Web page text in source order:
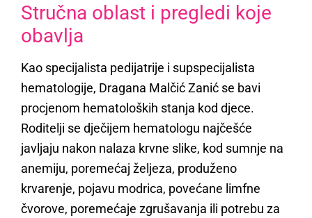
Stručna oblast i pregledi koje
obavlja
Kao specijalista pedijatrije i supspecijalista
hematologije, Dragana Malčić Zanić se bavi
procjenom hematoloških stanja kod djece.
Roditelji se dječijem hematologu najčešće
javljaju nakon nalaza krvne slike, kod sumnje na
anemiju, poremećaj željeza, produženo
krvarenje, pojavu modrica, povećane limfne
čvorove, poremećaje zgrušavanja ili potrebu za